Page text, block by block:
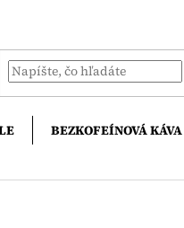
BEZKOFEÍNOVÁ KÁVA